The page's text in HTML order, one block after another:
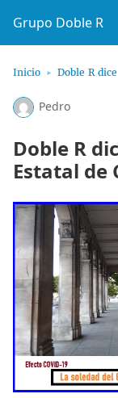
Grupo Doble R
Inicio Doble R dice
Pedro
Doble R
Estatal de